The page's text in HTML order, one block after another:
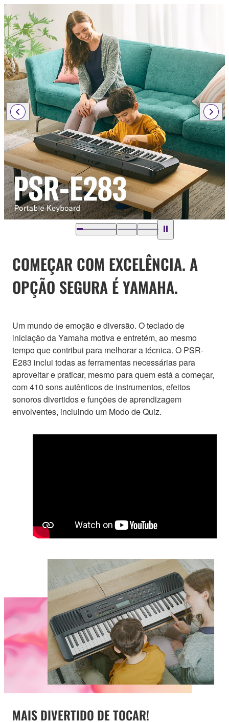
COMEÇAR COM EXCELÊNCIA. A
OPÇÃO SEGURA É YAMAHA.
Um mundo de emoção e diversão. O teclado de
iniciação da Yamaha motiva e entretém, ao mesmo
tempo que contribui para melhorar a técnica. O PSR-
E283 inclui todas as ferramentas necessárias para
aproveitar e praticar, mesmo para quem está a começar,
com 410 sons autênticos de instrumentos, efeitos
sonoros divertidos e funções de aprendizagem
envolventes, incluindo um Modo de Quiz.
MAIS DIVERTIDO DE TOCAR!